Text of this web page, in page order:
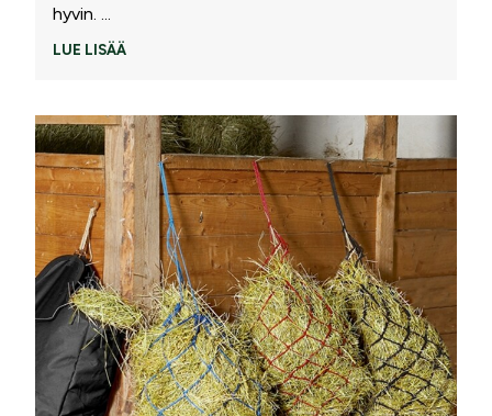
hyvin. ...
LUE LISÄÄ